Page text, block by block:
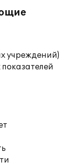
учреждений)